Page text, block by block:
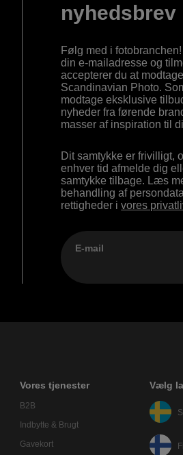
nyhedsbrev
Følg med i
din e-mailadresse og
accepterer du at
Scandinavian Photo.
modtage eksklusive
nyheder fra førende
masser af inspiration til
Dit samtykke er frivilligt,
enhver tid afmelde dig
samtykke tilbage. Læs
behandling af
rettigheder ivores
E-mail
Vores tjenester
B2B
Indbytte & Brugt
Gavekort
Vælg